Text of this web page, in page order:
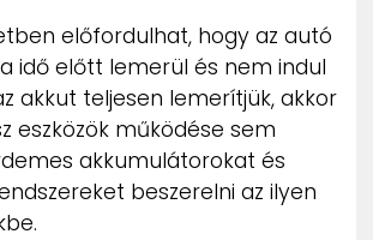
előfordulhat, hogy az autó
idő előtt lemerül és nem indul
akkut teljesen lemerítjük, akkor
eszközök működése sem
akkumulátorokat és
beszerelni az ilyen